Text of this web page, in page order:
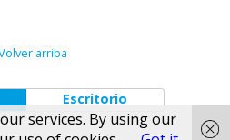
arriba
Escritorio
services. By using our